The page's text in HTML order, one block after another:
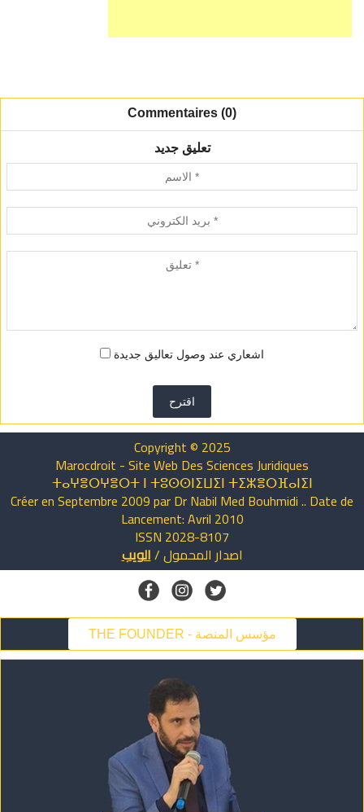
Commentaires (0)
تعليق جديد
اشعاري عند وصول تعاليق جديدة
اقترح
Copyright © 2025
Marocdroit - Site Web Des Sciences Juridiques
ⵜⴰⵖⴻⵔⵖⴻⵔⵜ ⵏ ⵜⵓⵙⵙⵏⵉⵡⵉⵏ ⵜⵉⵣⴻⵔⴼⴰⵏⵉⵏ
Créer en Septembre 2009 par Dr Nabil Med Bouhmidi .. Date de
Lancement: Avril 2010
ISSN 2028-8107
اصدار المحمول/الويب
THE FOUNDER - مؤسس المنصة